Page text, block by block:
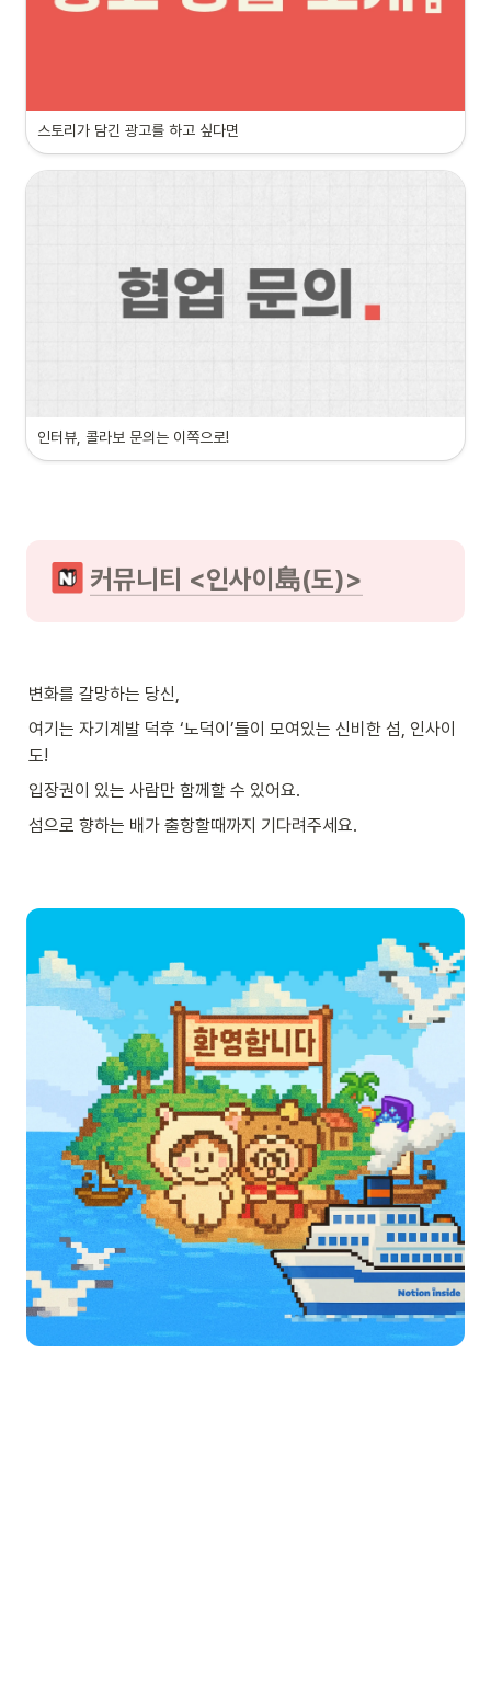
스토리가 담긴 광고를 하고 싶다면
인터뷰, 콜라보 문의는 이쪽으로!
커뮤니티 <인사이島(도)>
변화를 갈망하는 당신,
여기는 자기계발 덕후 ‘노덕이’들이 모여있는 신비한 섬, 인사이
도!
입장권이 있는 사람만 함께할 수 있어요.
섬으로 향하는 배가 출항할때까지 기다려주세요.